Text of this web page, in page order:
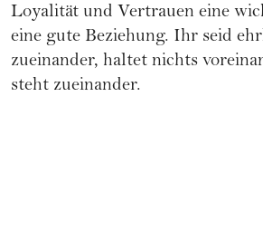
Loyalität und Vertrauen eine
eine gute Beziehung. Ihr seid
zueinander, haltet nichts
steht zueinander.